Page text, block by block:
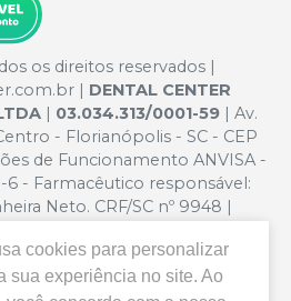
os direitos reservados |
| DENTAL CENTER
| 03.034.313/0001-59 | Av.
- Florianópolis - SC - CEP
de Funcionamento ANVISA -
6 - Farmacêutico responsável:
Neto. CRF/SC nº 9948 |
e condições da loja virtual estão
caso de divergência de preços
cookies para personalizar
sua experiência no site. Ao